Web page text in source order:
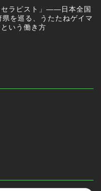
セラピスト」——日本全国
県を巡る、うたたねゲイマ
いう働き方